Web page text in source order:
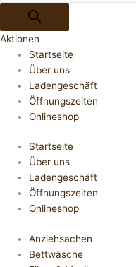
Aktionen
Startseite
Über uns
Ladengeschäft
Öffnungszeiten
Onlineshop
Startseite
Über uns
Ladengeschäft
Öffnungszeiten
Onlineshop
Anziehsachen
Bettwäsche